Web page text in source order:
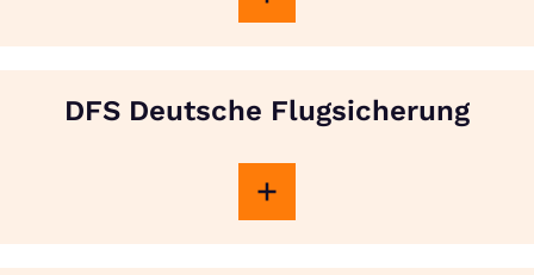
DFS Deutsche Flugsicherung